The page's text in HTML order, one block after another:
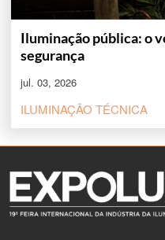
Iluminação pública: o
segurança
jul. 03, 2026
ILUMINAÇÃO TÉCNICA